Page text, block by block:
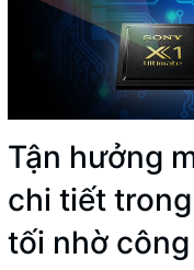
Tận hưởng
chi tiết
tối nhờ